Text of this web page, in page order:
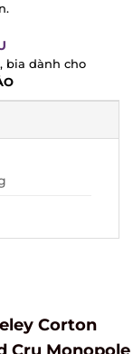
bia dành cho
Corton